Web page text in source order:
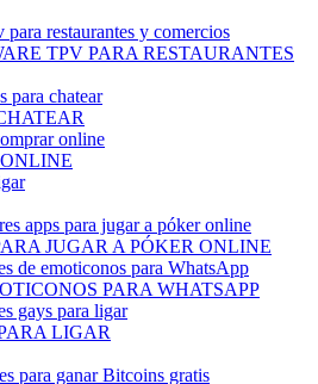
TPV PARA RESTAURANTES
JUGAR A PÓKER ONLINE
PARA WHATSAPP
LIGAR